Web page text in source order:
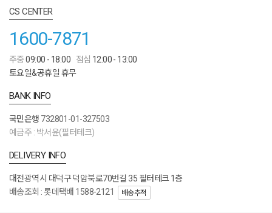
CS CENTER
1600-7871
주중09:00 - 18:00 점심 12:00 - 13:00
토요일&공휴일 휴무
BANK INFO
국민은행 732801-01-327503
예금주 : 박서윤(필터테크)
DELIVERY INFO
대전광역시 대덕구 덕암북로70번길 35 필터테크 1층
배송조회 : 롯데택배 1588-2121
배송추적